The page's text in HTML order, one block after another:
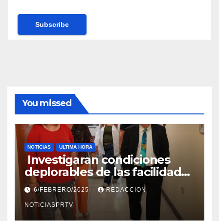
You missed
NOTICIAS ULTIMA HORA
Investigaran condiciones
deplorables de las facilidades
el Departamento de la Salud
en Mayagüez
6/FEBRERO/2025 REDACCION
NOTICIASPRTV